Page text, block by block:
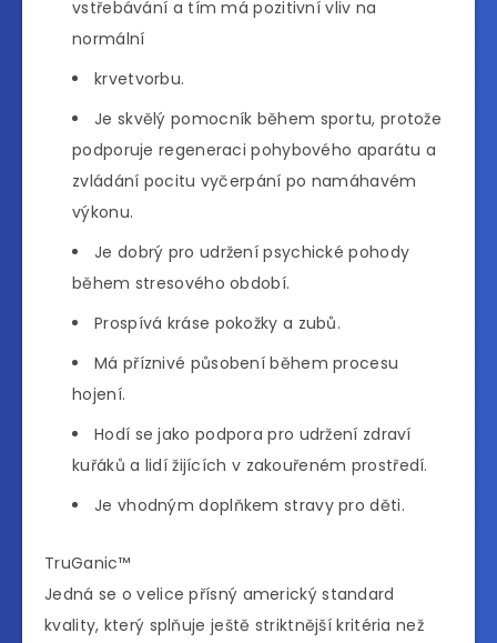
vstřebávání a tím má pozitivní vliv na
normální
krvetvorbu.
Je skvělý pomocník během sportu, protože
podporuje regeneraci pohybového aparátu a
zvládání pocitu vyčerpání po namáhavém
výkonu.
Je dobrý pro udržení psychické pohody
během stresového období.
Prospívá kráse pokožky a zubů.
Má příznivé působení během procesu
hojení.
Hodí se jako podpora pro udržení zdraví
kuřáků a lidí žijících v zakouřeném prostředí.
Je vhodným doplňkem stravy pro děti.
TruGanic™
Jedná se o velice přísný americký standard
kvality, který splňuje ještě striktnější kritéria než